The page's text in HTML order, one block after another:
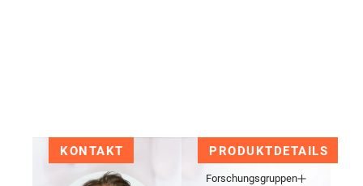
KONTAKT PRODUKTDETAILS
Forschungsgruppen